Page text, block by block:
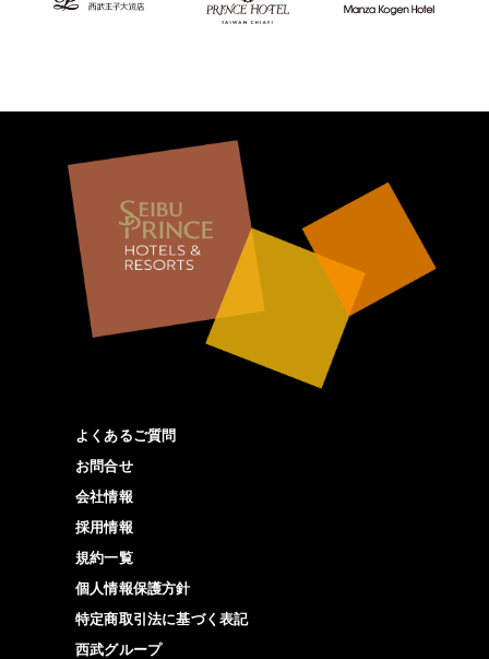
よくあるご質問
お問合せ
会社情報
採用情報
規約一覧
個人情報保護方針
特定商取引法に基づく表記
西武グループ